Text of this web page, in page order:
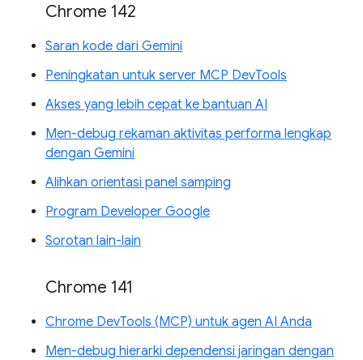
Chrome 142
Saran kode dari Gemini
Peningkatan untuk server MCP DevTools
Akses yang lebih cepat ke bantuan AI
Men-debug rekaman aktivitas performa lengkap
dengan Gemini
Alihkan orientasi panel samping
Program Developer Google
Sorotan lain-lain
Chrome 141
Chrome DevTools (MCP) untuk agen AI Anda
Men-debug hierarki dependensi jaringan dengan